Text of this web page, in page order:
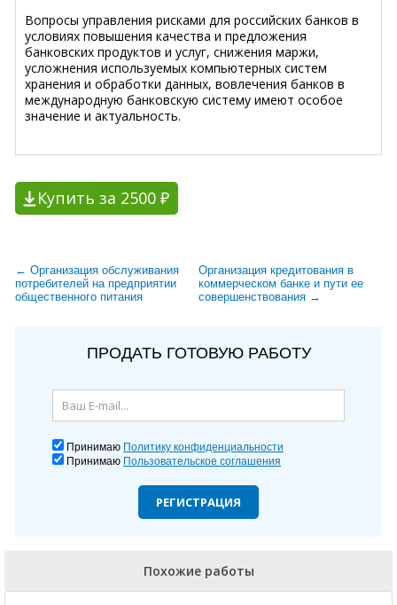
Вопросы управления рисками для российских банков в
условиях повышения качества и предложения
банковских продуктов и услуг, снижения маржи,
усложнения используемых компьютерных систем
хранения и обработки данных, вовлечения банков в
международную банковскую систему имеют особое
значение и актуальность.
Купить за 2500 ₽
← Организация обслуживания
потребителей на предприятии
общественного питания
Организация кредитования в
коммерческом банке и пути ее
совершенствования →
ПРОДАТЬ ГОТОВУЮ РАБОТУ
Принимаю Политику конфиденциальности
Принимаю Пользовательское соглашения
РЕГИСТРАЦИЯ
Похожие работы